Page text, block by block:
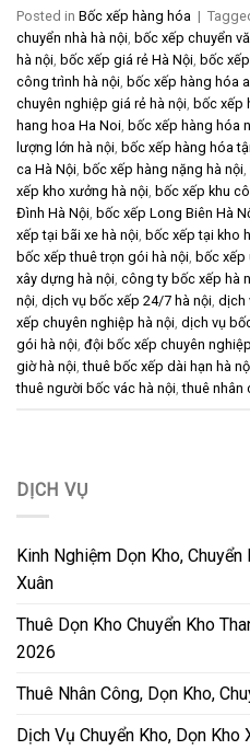
Posted in Bốc xếp hàng hóa |
chuyển nhà hà nội, bốc xếp chuyển
hà nội, bốc xếp giá rẻ Hà Nội, bốc
công trình hà nội, bốc xếp hàng hóa
chuyên nghiệp giá rẻ hà nội, bốc xếp
hang hoa Ha Noi, bốc xếp hàng hóa
lượng lớn hà nội, bốc xếp hàng hóa
ca Hà Nội, bốc xếp hàng nặng hà nội,
xếp kho xưởng hà nội, bốc xếp khu
Đình Hà Nội, bốc xếp Long Biên Hà
xếp tại bãi xe hà nội, bốc xếp tại kho
bốc xếp thuê trọn gói hà nội, bốc xếp
xây dựng hà nội, công ty bốc xếp hà
nội, dịch vụ bốc xếp 24/7 hà nội, dịch
xếp chuyên nghiệp hà nội, dịch vụ
gói hà nội, đội bốc xếp chuyên
giờ hà nội,thuê bốc xếp dài hạn hà
thuê người bốc vác hà nội,thuê nhân
DỊCH VỤ
Kinh Nghiệm Dọn Kho,
Xuân
Thuê Dọn Kho Chuyển Kho
2026
Thuê Nhân Công, Dọn Kho,
Dịch Vụ Chuyển Kho, Dọn Kho